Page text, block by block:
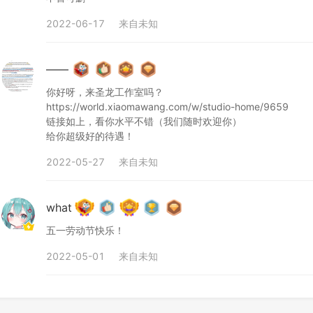
鱼吃小鱼
303 0 1
一个草莓
2022-06-17 来自未知
——
你好呀，来圣龙工作室吗？
https://world.xiaomawang.com/w/studio-home/9659
链接如上，看你水平不错（我们随时欢迎你）
给你超级好的待遇！
2022-05-27 来自未知
what
五一劳动节快乐！
2022-05-01 来自未知